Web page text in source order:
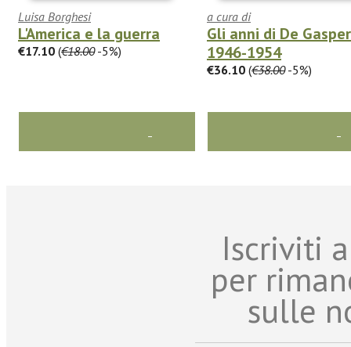
Luisa Borghesi
L'America e la guerra
€17.10 (€18.00-5%)
a cura di
Gli anni di De
1946-1954
€36.10 (€38.00-5%)
Iscriviti
per
sulle